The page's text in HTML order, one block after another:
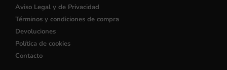
Aviso Legal y de Privacidad
Términos y condiciones de compra
Devoluciones
Política de cookies
Contacto